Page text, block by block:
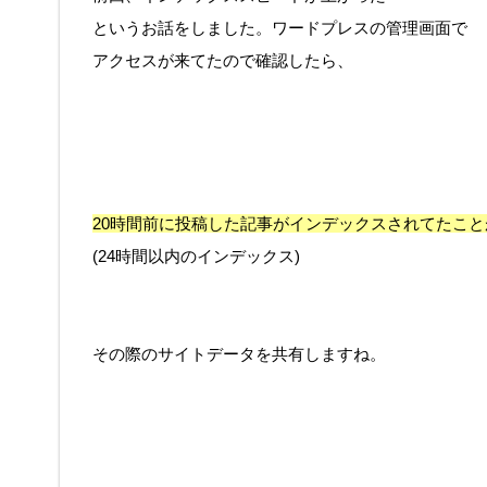
というお話をしました。ワードプレスの管理画面で
アクセスが来てたので確認したら、
20時間前に投稿した記事がインデックスされてたこ
(24時間以内のインデックス)
その際のサイトデータを共有しますね。